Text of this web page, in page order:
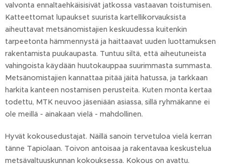
valvonta ennaltaehkäisisivät jatkossa vastaavan toistumisen.
Katteettomat lupaukset suurista kartellikorvauksista
aiheuttavat metsänomistajien keskuudessa kuitenkin
tarpeetonta hämmennystä ja haittaavat uuden luottamuksen
rakentamista puukaupasta. Tuntuu siltä, että aiheutuneista
vahingoista käydään huutokauppaa suurimmasta summasta.
Metsänomistajien kannattaa pitää jäitä hatussa, ja tarkkaan
harkita kanteen nostamisen perusteita. Kuten monta kertaa
todettu, MTK neuvoo jäseniään asiassa, sillä ryhmäkanne ei
ole meillä - ainakaan vielä - mahdollinen.
Hyvät kokousedustajat. Näillä sanoin tervetuloa vielä kerran
tänne Tapiolaan. Toivon antoisaa ja rakentavaa keskustelua
metsävaltuuskunnan kokouksessa. Kokous on avattu.